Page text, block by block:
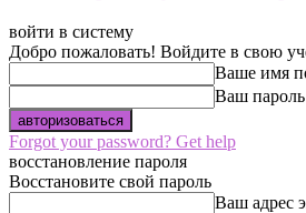
войти в систему
Добро пожаловать! Войдите в свою
Ваше имя
Ваш пароль
Forgot your password? Get help
восстановление пароля
Восстановите свой пароль
Ваш адрес